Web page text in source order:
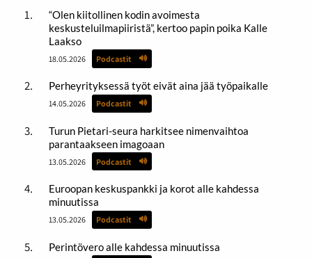
“Olen kiitollinen kodin avoimesta
keskusteluilmapiiristä”, kertoo papin poika Kalle
Laakso
18.05.2026 Podcastit
Perheyrityksessä työt eivät aina jää työpaikalle
14.05.2026 Podcastit
Turun Pietari-seura harkitsee nimenvaihtoa
parantaakseen imagoaan
13.05.2026 Podcastit
Euroopan keskuspankki ja korot alle kahdessa
minuutissa
13.05.2026 Podcastit
Perintövero alle kahdessa minuutissa